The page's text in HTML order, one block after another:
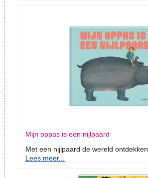
Mijn oppas is een nijlpaard
Met een nijlpaard de wereld ontdekken
Lees meer...